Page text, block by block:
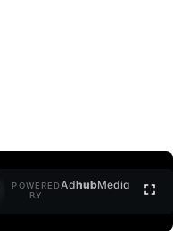
POWERED
BY
AdhubMedia